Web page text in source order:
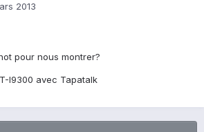
2013
pour nous montrer?
I9300 avec Tapatalk